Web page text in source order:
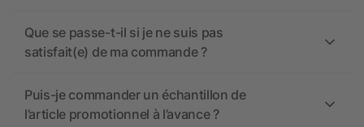
Que se passe-t-il si je ne suis pas
satisfait(e) de ma commande ?
Puis-je commander un échantillon de
l’article promotionnel à l’avance ?